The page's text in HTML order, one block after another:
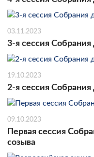
03.11.2023
3-я сессия
19.10.2023
2-я сессия
09.10.2023
Первая сессия
созыва